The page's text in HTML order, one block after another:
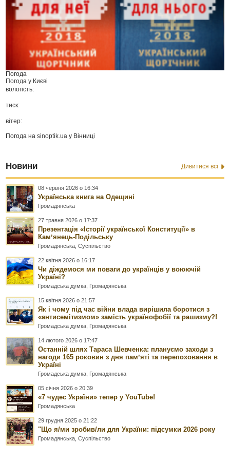
Погода
Погода у Києві
вологість:
тиск:
вітер:
Погода наsinoptik.ua у Вінниці
Новини Дивитися всі
08 червня 2026 о 16:34
Українська книга на Одещині
Громадянська
27 травня 2026 о 17:37
Презентація «Історії української Конституції» в
Камʼянець-Подільську
Громадянська ,Суспільство
22 квітня 2026 о 16:17
Чи діждемося ми поваги до українців у воюючій
Україні?
Громадська думка Громадянська
15 квітня 2026 о 21:57
Як і чому під час війни влада вирішила боротися з
«антисемітизмом» замість українофобії та рашизму?!
Громадська думка Громадянська
14 лютого 2026 о 17:47
Останній шлях Тараса Шевченка: плануємо заходи з
нагоди 165 роковин з дня памʼяті та перепоховання в
Україні
Громадська думка Громадянська
05 січня 2026 о 20:39
«7 чудес України» тепер у YouTube!
Громадянська
29 грудня 2025 о 21:22
"Що я/ми зробив/ли для України: підсумки 2026 року
Громадянська ,Суспільство